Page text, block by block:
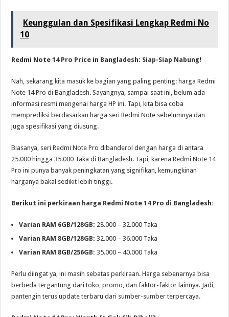
Keunggulan dan Spesifikasi Lengkap Redmi No
10
Redmi Note 14 Pro Price in Bangladesh: Siap-Siap Nabung!
Nah, sekarang kita masuk ke bagian yang paling penting: harga Redmi
Note 14 Pro di Bangladesh. Sayangnya, sampai saat ini, belum ada
informasi resmi mengenai harga HP ini. Tapi, kita bisa coba
memprediksi berdasarkan harga seri Redmi Note sebelumnya dan
juga spesifikasi yang diusung.
Biasanya, seri Redmi Note Pro dibanderol dengan harga di antara
25.000 hingga 35.000 Taka di Bangladesh. Tapi, karena Redmi Note 14
Pro ini punya banyak peningkatan yang signifikan, kemungkinan
harganya bakal sedikit lebih tinggi.
Berikut ini perkiraan harga Redmi Note 14 Pro di Bangladesh:
Varian RAM 6GB/128GB: 28.000 – 32.000 Taka
Varian RAM 8GB/128GB: 32.000 – 36.000 Taka
Varian RAM 8GB/256GB: 35.000 – 40.000 Taka
Perlu diingat ya, ini masih sebatas perkiraan. Harga sebenarnya bisa
berbeda tergantung dari toko, promo, dan faktor-faktor lainnya. Jadi,
pantengin terus update terbaru dari sumber-sumber terpercaya.